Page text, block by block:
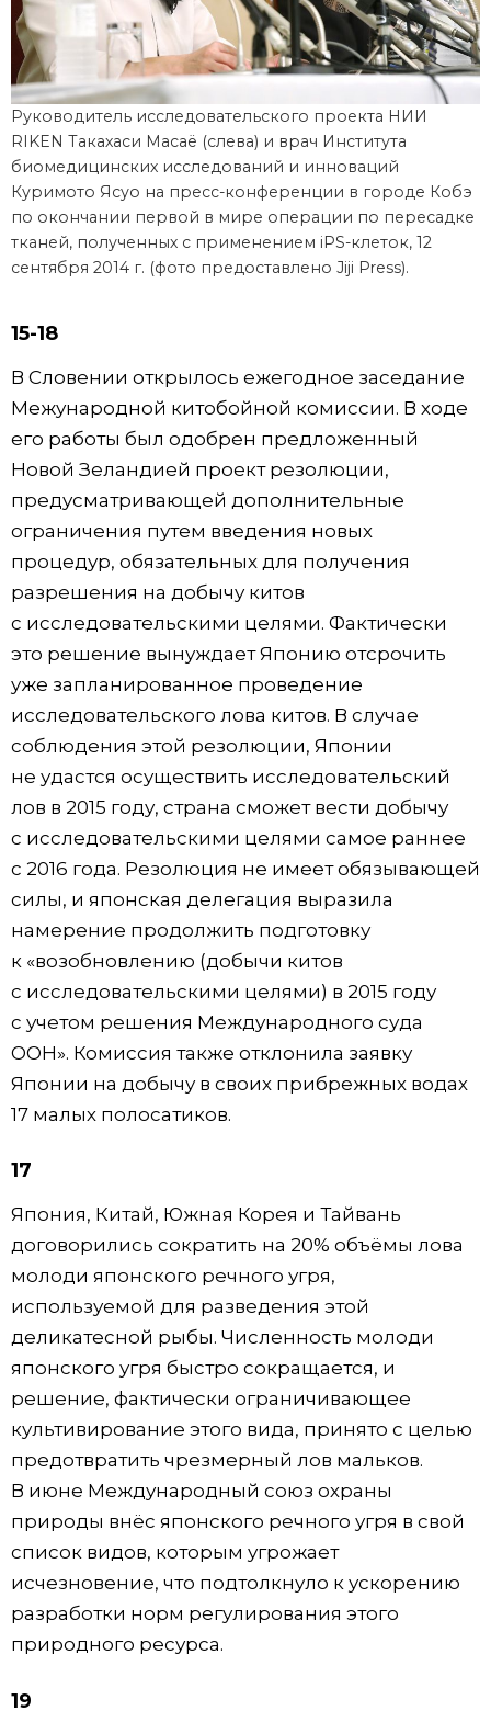
Руководитель исследовательского проекта НИИ
RIKEN Такахаси Масаё (слева) и врач Института
биомедицинских исследований и инноваций
Куримото Ясуо на пресс-конференции в городе Кобэ
по окончании первой в мире операции по пересадке
тканей, полученных с применением iPS-клеток, 12
сентября 2014 г. (фото предоставлено Jiji Press).
15-18
В Словении открылось ежегодное заседание
Межународной китобойной комиссии. В ходе
его работы был одобрен предложенный
Новой Зеландией проект резолюции,
предусматривающей дополнительные
ограничения путем введения новых
процедур, обязательных для получения
разрешения на добычу китов
с исследовательскими целями. Фактически
это решение вынуждает Японию отсрочить
уже запланированное проведение
исследовательского лова китов. В случае
соблюдения этой резолюции, Японии
не удастся осуществить исследовательский
лов в 2015 году, страна сможет вести добычу
с исследовательскими целями самое раннее
с 2016 года. Резолюция не имеет обязывающей
силы, и японская делегация выразила
намерение продолжить подготовку
к «возобновлению (добычи китов
с исследовательскими целями) в 2015 году
с учетом решения Международного суда
ООН». Комиссия также отклонила заявку
Японии на добычу в своих прибрежных водах
17 малых полосатиков.
17
Япония, Китай, Южная Корея и Тайвань
договорились сократить на 20% объёмы лова
молоди японского речного угря,
используемой для разведения этой
деликатесной рыбы. Численность молоди
японского угря быстро сокращается, и
решение, фактически ограничивающее
культивирование этого вида, принято с целью
предотвратить чрезмерный лов мальков.
В июне Международный союз охраны
природы внёс японского речного угря в свой
список видов, которым угрожает
исчезновение, что подтолкнуло к ускорению
разработки норм регулирования этого
природного ресурса.
19